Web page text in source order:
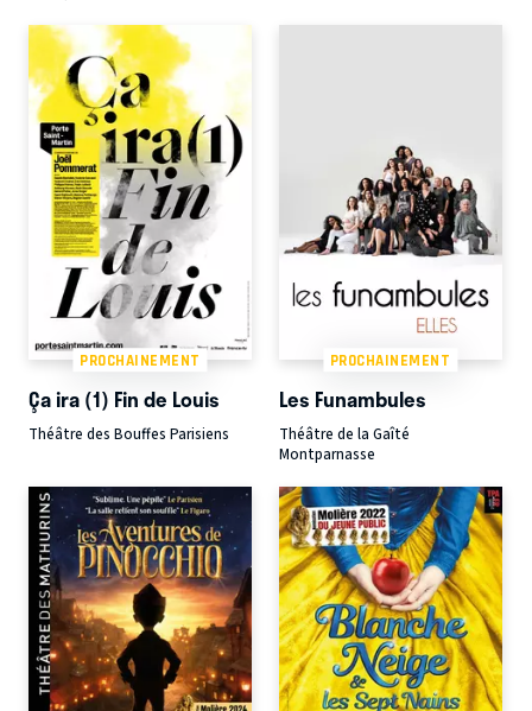
PROCHAINEMENT
Ça ira (1) Fin de Louis
Théâtre des Bouffes Parisiens
PROCHAINEMENT
Les Funambules
Théâtre de la Gaîté
Montparnasse